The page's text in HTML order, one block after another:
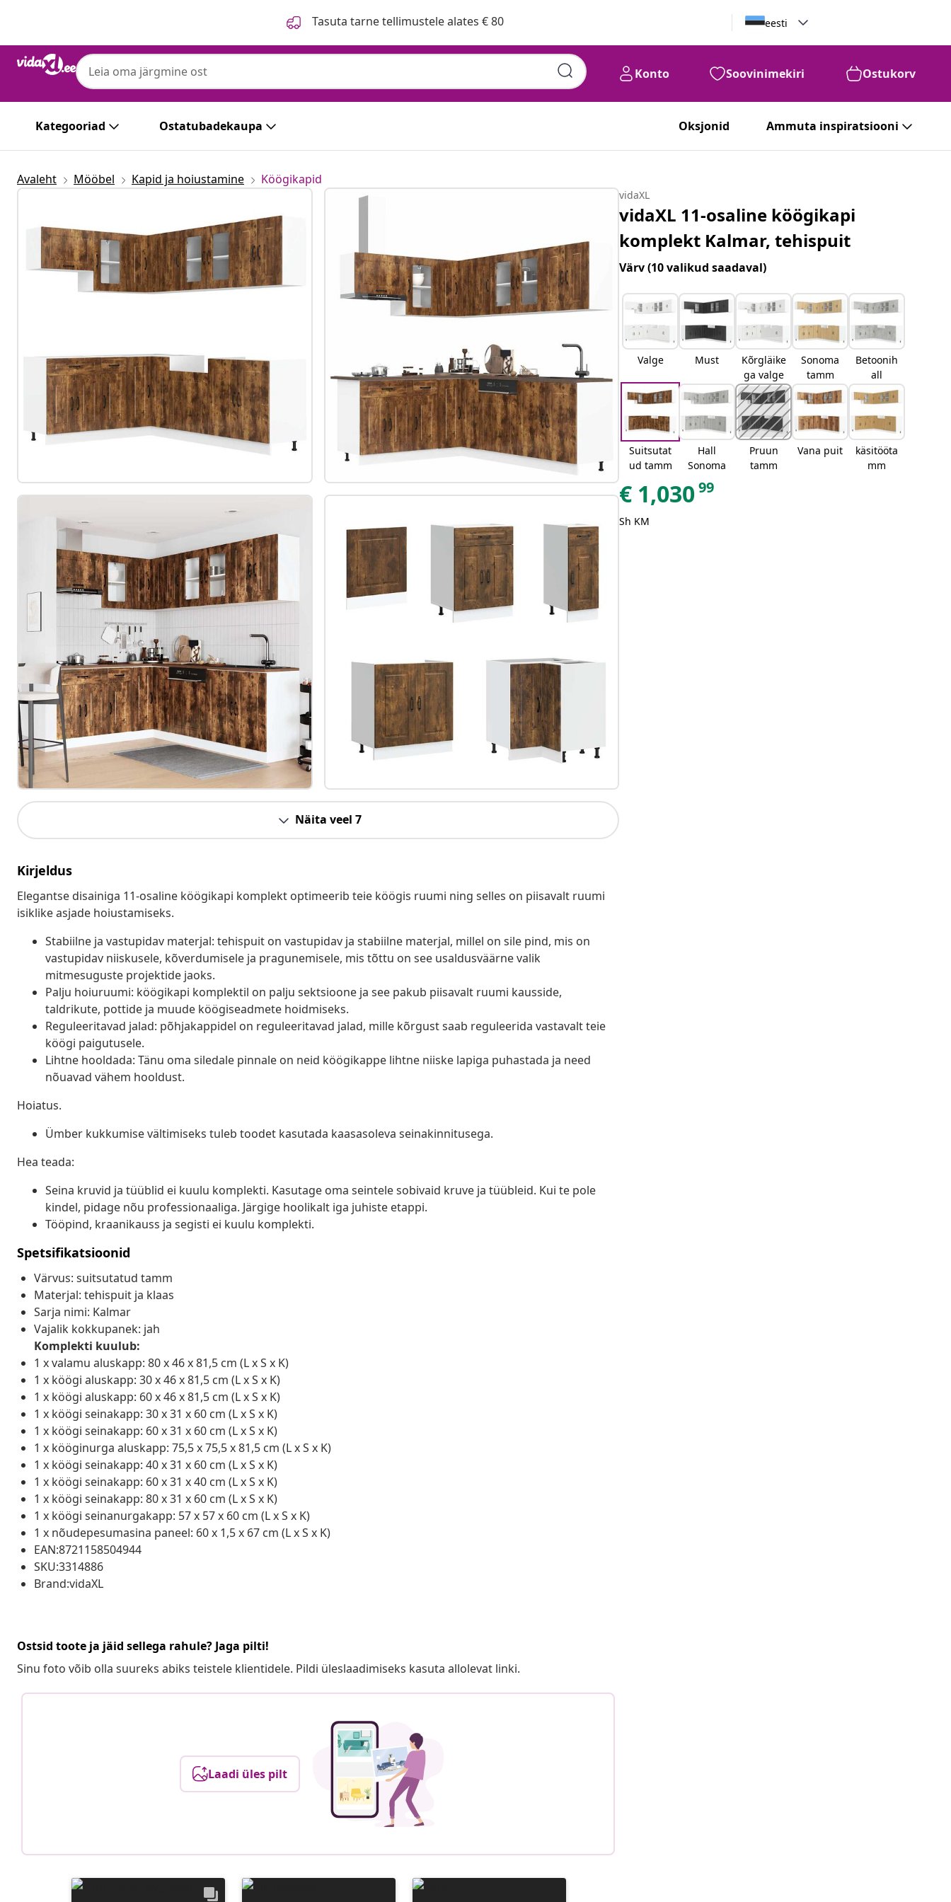
Tasuta tarne tellimustele alates € 80 eesti
Konto Soovinimekiri Ostukorv
Kategooriad Ostatubadekaupa Oksjonid Ammuta inspiratsiooni
Avaleht Mööbel Kapid ja hoiustamine Köögikapid
Näita veel 7
Kirjeldus
Elegantse disainiga 11-osaline köögikapi komplekt optimeerib teie köögis ruumi ning selles on piisavalt ruumi
isiklike asjade hoiustamiseks.
Stabiilne ja vastupidav materjal: tehispuit on vastupidav ja stabiilne materjal, millel on sile pind, mis on
vastupidav niiskusele, kõverdumisele ja pragunemisele, mis tõttu on see usaldusväärne valik
mitmesuguste projektide jaoks.
Palju hoiuruumi: köögikapi komplektil on palju sektsioone ja see pakub piisavalt ruumi kausside,
taldrikute, pottide ja muude köögiseadmete hoidmiseks.
Reguleeritavad jalad: põhjakappidel on reguleeritavad jalad, mille kõrgust saab reguleerida vastavalt teie
köögi paigutusele.
Lihtne hooldada: Tänu oma siledale pinnale on neid köögikappe lihtne niiske lapiga puhastada ja need
nõuavad vähem hooldust.
Hoiatus.
Ümber kukkumise vältimiseks tuleb toodet kasutada kaasasoleva seinakinnitusega.
Hea teada:
Seina kruvid ja tüüblid ei kuulu komplekti. Kasutage oma seintele sobivaid kruve ja tüübleid. Kui te pole
kindel, pidage nõu professionaaliga. Järgige hoolikalt iga juhiste etappi.
Tööpind, kraanikauss ja segisti ei kuulu komplekti.
Spetsifikatsioonid
Värvus: suitsutatud tamm
Materjal: tehispuit ja klaas
Sarja nimi: Kalmar
Vajalik kokkupanek: jah
Komplekti kuulub:
1 x valamu aluskapp: 80 x 46 x 81,5 cm (L x S x K)
1 x köögi aluskapp: 30 x 46 x 81,5 cm (L x S x K)
1 x köögi aluskapp: 60 x 46 x 81,5 cm (L x S x K)
1 x köögi seinakapp: 30 x 31 x 60 cm (L x S x K)
1 x köögi seinakapp: 60 x 31 x 60 cm (L x S x K)
1 x kööginurga aluskapp: 75,5 x 75,5 x 81,5 cm (L x S x K)
1 x köögi seinakapp: 40 x 31 x 60 cm (L x S x K)
1 x köögi seinakapp: 60 x 31 x 40 cm (L x S x K)
1 x köögi seinakapp: 80 x 31 x 60 cm (L x S x K)
1 x köögi seinanurgakapp: 57 x 57 x 60 cm (L x S x K)
1 x nõudepesumasina paneel: 60 x 1,5 x 67 cm (L x S x K)
EAN:8721158504944
SKU:3314886
Brand:vidaXL
Ostsid toote ja jäid sellega rahule? Jaga pilti!
Sinu foto võib olla suureks abiks teistele klientidele. Pildi üleslaadimiseks kasuta allolevat linki.
Laadi üles pilt
vidaXL
vidaXL 11-osaline köögikapi
komplekt Kalmar, tehispuit
Värv(10 valikud saadaval)
Valge Must
Kõrgläike
ga valge
Sonoma
tamm
Betoonih
all
Suitsutat
ud tamm
Hall
Sonoma
Pruun
tamm
Vana puit
käsitööta
mm
€ 1,03099
Sh KM